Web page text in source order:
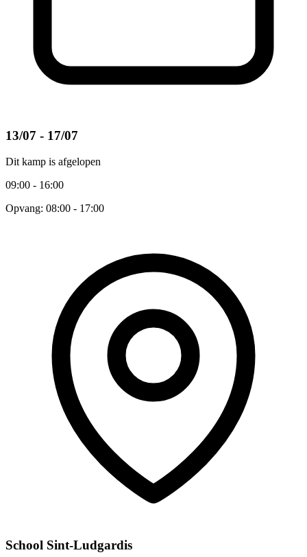
13/07 - 17/07
Dit kamp is afgelopen
09:00 - 16:00
Opvang: 08:00 - 17:00
School Sint-Ludgardis